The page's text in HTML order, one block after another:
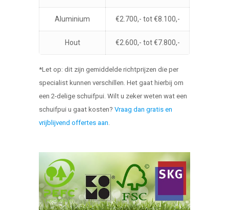
Aluminium €2.700,- tot €8.100,-
Hout €2.600,- tot €7.800,-
*Let op: dit zijn gemiddelde richtprijzen die per
specialist kunnen verschillen. Het gaat hierbij om
een 2-delige schuifpui. Wilt u zeker weten wat een
schuifpui u gaat kosten?Vraag dan gratis en
vrijblijvend offertes aan